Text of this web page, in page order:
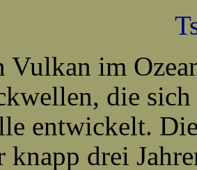
im
die sich
entwickelt.
knapp drei